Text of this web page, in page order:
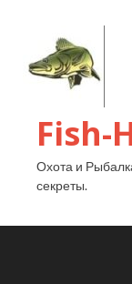
Fish-
Охота и
секреты.